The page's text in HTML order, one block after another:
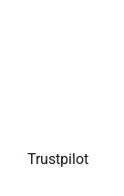
Trustpilot